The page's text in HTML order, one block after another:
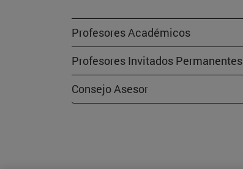
Profesores Académicos
Profesores Invitados Permanentes
Consejo Asesor